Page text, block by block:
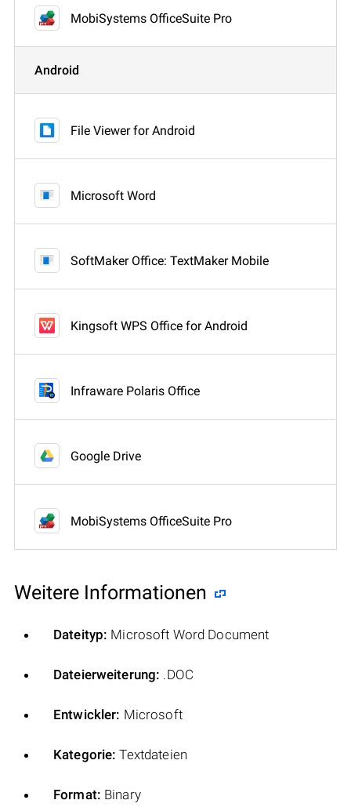
MobiSystems OfficeSuite Pro
Android
File Viewer for Android
Microsoft Word
SoftMaker Office: TextMaker Mobile
Kingsoft WPS Office for Android
Infraware Polaris Office
Google Drive
MobiSystems OfficeSuite Pro
Weitere Informationen
Dateityp: Microsoft Word Document
Dateierweiterung: .DOC
Entwickler: Microsoft
Kategorie: Textdateien
Format: Binary